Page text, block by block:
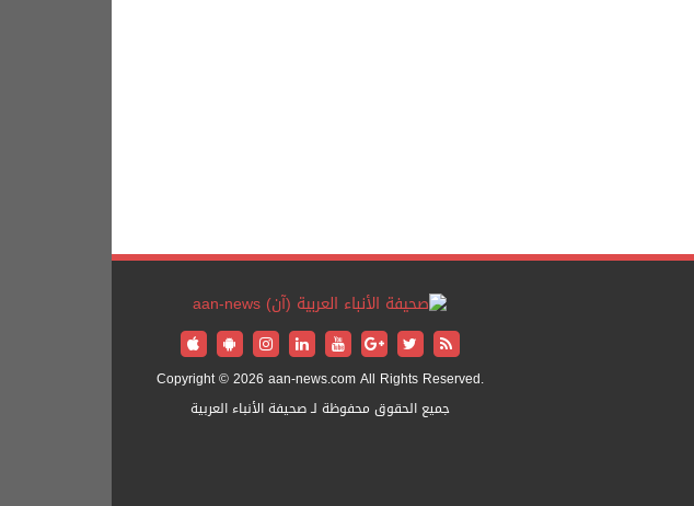
Copyright © 2026 aan-news.com All Rights Reserved.
جميع الحقوق محفوظة لـ صحيفة الأنباء العربية